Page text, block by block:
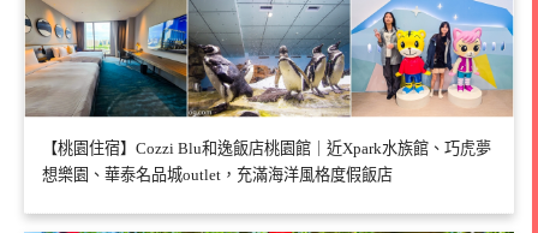
【桃園住宿】Cozzi Blu和逸飯店桃園館｜近Xpark水族館、巧虎夢
想樂園、華泰名品城outlet，充滿海洋風格度假飯店